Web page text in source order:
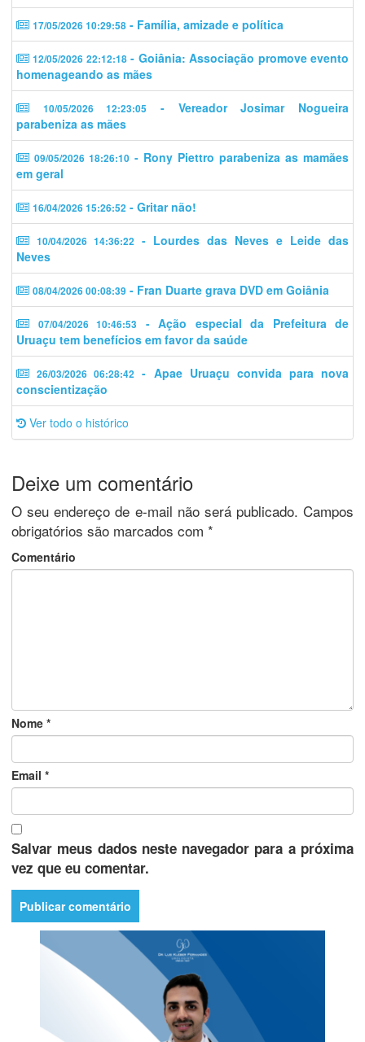
17/05/2026 10:29:58 - Família, amizade e política
12/05/2026 22:12:18- Goiânia: Associação promove evento
homenageando as mães
10/05/2026 12:23:05
- Vereador Josimar Nogueira
parabeniza as mães
09/05/2026 18:26:10 - Rony Piettro parabeniza as mamães
em geral
16/04/2026 15:26:52 - Gritar não!
10/04/2026 14:36:22 - Lourdes das Neves e Leide das
Neves
08/04/2026 00:08:39 - Fran Duarte grava DVD em Goiânia
07/04/2026 10:46:53
- Ação especial da Prefeitura de
Uruaçu tem benefícios em favor da saúde
26/03/2026 06:28:42 - Apae Uruaçu convida para nova
conscientização
Ver todo o histórico
Deixe um comentário
O seu endereço de e-mail não será publicado. Campos
obrigatórios são marcados com *
Comentário
Nome *
Email *
Salvar meus dados neste navegador para a próxima
vez que eu comentar.